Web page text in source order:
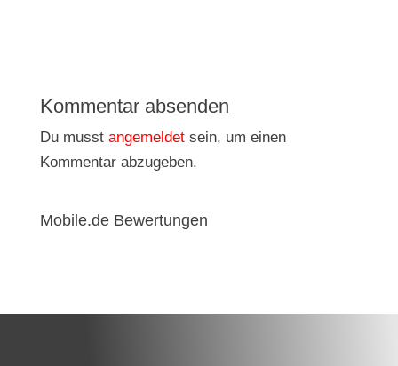
Kommentar absenden
Du musst angemeldetsein, um einen
Kommentar abzugeben.
Mobile.de Bewertungen